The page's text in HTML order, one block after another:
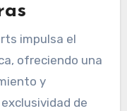
impulsa el
ofreciendo una
y
de